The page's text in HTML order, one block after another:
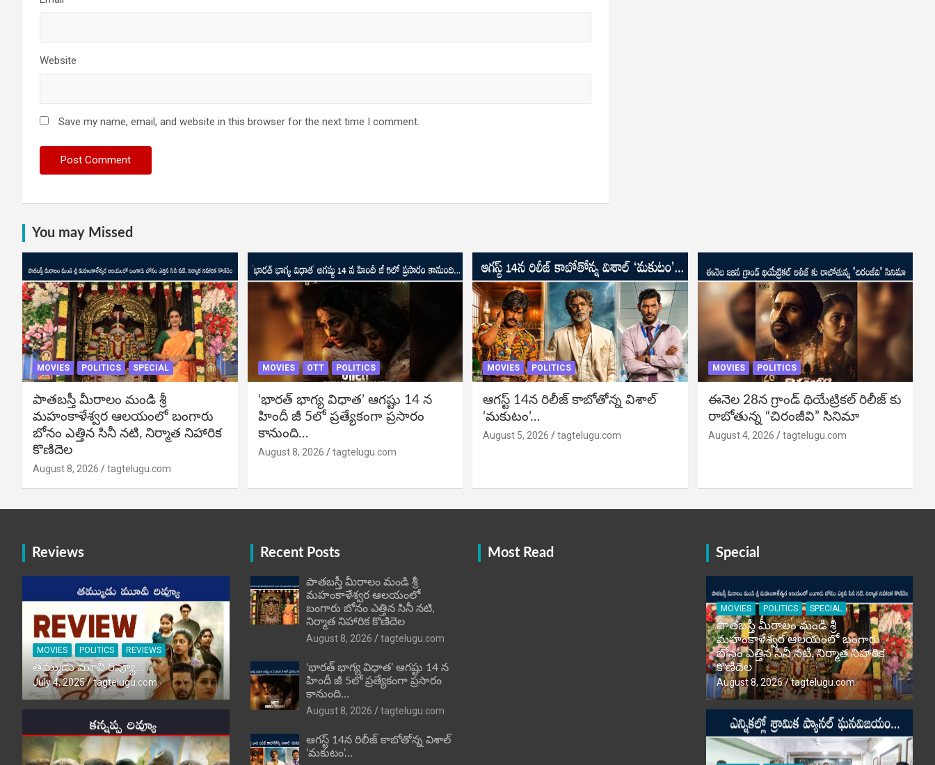
Website
Save my name, email, and website in this browser for the next time I comment.
You may Missed
MOVIES POLITICS SPECIAL
పాతబస్తీ మీరాలం మండి శ్రీ
మహంకాళేశ్వర ఆలయంలో బంగారు
బోనం ఎత్తిన సినీ నటి, నిర్మాత నిహారిక
కొణిదెల
August 8, 2026 tagtelugu.com
MOVIES OTT POLITICS
‘భారత్ భాగ్య విధాత’ ఆగష్టు 14 న
హిందీ జీ 5లో ప్రత్యేకంగా ప్రసారం
కానుంది…
August 8, 2026 tagtelugu.com
MOVIES POLITICS
ఆగస్ట్ 14న రిలీజ్ కాబోతోన్న విశాల్
‘మకుటం’…
August 5, 2026 tagtelugu.com
MOVIES POLITICS
ఈనెల 28న గ్రాండ్ థియేట్రికల్ రిలీజ్ కు
రాబోతున్న “చిరంజీవి” సినిమా
August 4, 2026 tagtelugu.com
Reviews
MOVIES POLITICS REVIEWS
తమ్ముడు మూవీ రివ్యూ…
July 4, 2025 tagtelugu.com
Recent Posts
పాతబస్తీ మీరాలం మండి శ్రీ
మహంకాళేశ్వర ఆలయంలో
బంగారు బోనం ఎత్తిన సినీ నటి,
నిర్మాత నిహారిక కొణిదెల
August 8, 2026
tagtelugu.com
‘భారత్ భాగ్య విధాత’ ఆగష్టు 14 న
హిందీ జీ 5లో ప్రత్యేకంగా ప్రసారం
కానుంది…
August 8, 2026
tagtelugu.com
ఆగస్ట్ 14న రిలీజ్ కాబోతోన్న విశాల్
‘మకుటం’…
Most Read Special
MOVIES POLITICS SPECIAL
పాతబస్తీ మీరాలం మండి శ్రీ
మహంకాళేశ్వర ఆలయంలో బంగారు
బోనం ఎత్తిన సినీ నటి, నిర్మాత నిహారిక
కొణిదెల
August 8, 2026 tagtelugu.com